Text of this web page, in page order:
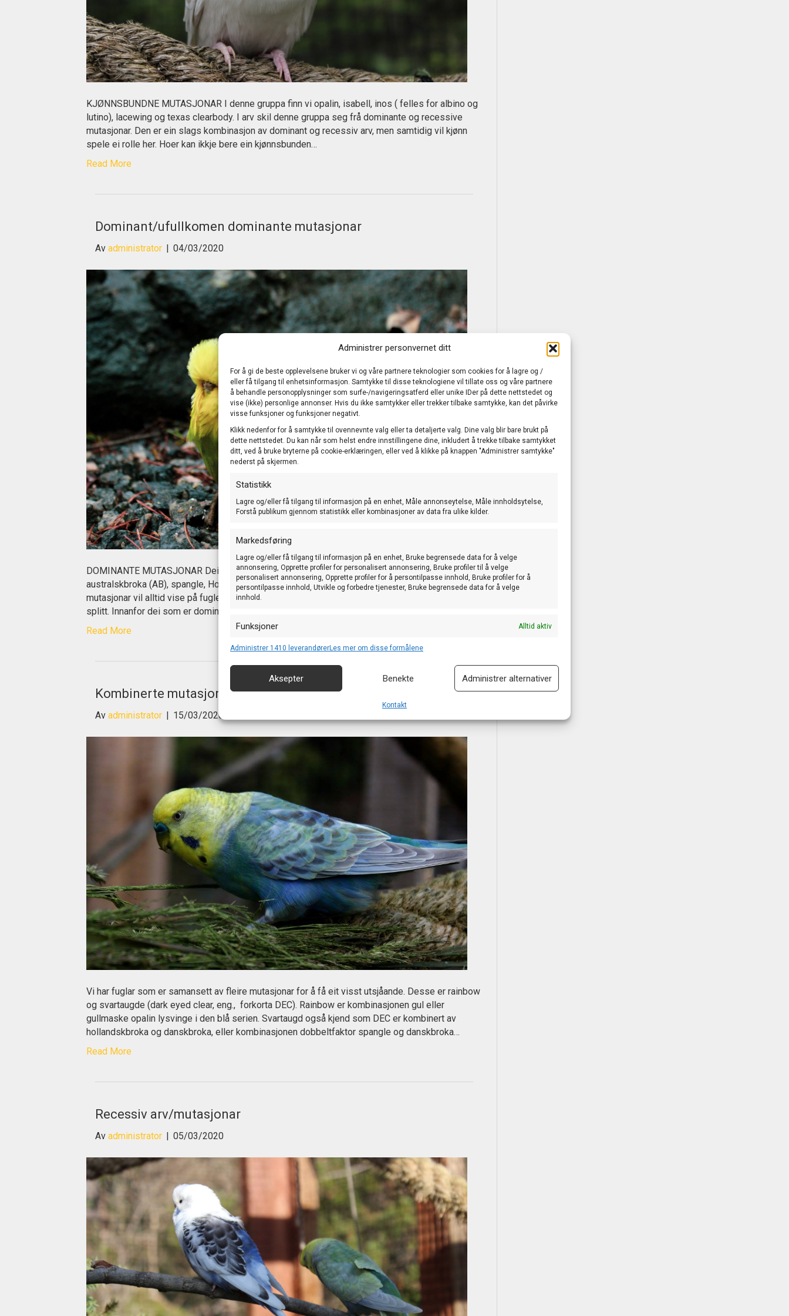
Administrer personvernet ditt
For å gi de beste opplevelsene bruker vi og våre partnere teknologier som cookies for å lagre og /
eller få tilgang til enhetsinformasjon. Samtykke til disse teknologiene vil tillate oss og våre partnere
å behandle personopplysninger som surfe-/navigeringsatferd eller unike IDer på dette nettstedet og
vise (ikke) personlige annonser. Hvis du ikke samtykker eller trekker tilbake samtykke, kan det påvirke
visse funksjoner og funksjoner negativt.
Klikk nedenfor for å samtykke til ovennevnte valg eller ta detaljerte valg. Dine valg blir bare brukt på
dette nettstedet. Du kan når som helst endre innstillingene dine, inkludert å trekke tilbake samtykket
ditt, ved å bruke bryterne på cookie-erklæringen, eller ved å klikke på knappen "Administrer samtykke"
nederst på skjermen.
Statistikk
Lagre og/eller få tilgang til informasjon på en enhet, Måle annonseytelse, Måle innholdsytelse,
Forstå publikum gjennom statistikk eller kombinasjoner av data fra ulike kilder.
Markedsføring
Lagre og/eller få tilgang til informasjon på en enhet, Bruke begrensede data for å velge
annonsering, Opprette profiler for personalisert annonsering, Bruke profiler til å velge
personalisert annonsering, Opprette profiler for å persontilpasse innhold, Bruke profiler for å
persontilpasse innhold, Utvikle og forbedre tjenester, Bruke begrensede data for å velge
innhold.
Funksjoner Alltid aktiv
Matche og kombinere data fra andre datakilder, Koble forskjellige enheter, Identifisere
enheter basert på informasjon som overføres automatisk.
Sørge for sikkerhet, forhindre og oppdage svindel og rette feil, Levere
og vise annonser og innhold, Lagre og kommunisere personvernvalg.
Administrer 1410 leverandørerLes mer om disse formålene
Aksepter Benekte Administrer alternativer
Kontakt
KJØNNSBUNDNE MUTASJONAR I denne gruppa finn vi opalin, isabell, inos ( felles for albino og
lutino), lacewing og texas clearbody. I arv skil denne gruppa seg frå dominante og recessive
mutasjonar. Den er ein slags kombinasjon av dominant og recessiv arv, men samtidig vil kjønn
spele ei rolle her. Hoer kan ikkje bere ein kjønnsbunden…
Read More
Dominant/ufullkomen dominante mutasjonar
Av administrator 04/03/2020
DOMINANTE MUTASJONAR Dei mest vanlege vi har her i landet er normalteikna (NT),
australskbroka (AB), spangle, Hollandskbroka (HB) og dansk dominant (DD). Dominante
mutasjonar vil alltid vise på fuglen. ( unnateke hos inoar ) og dei kan ikkje bere genet skjult,- kalla
splitt. Innanfor dei som er dominante, er det nok at ein av foreldra…
Read More
Kombinerte mutasjonar
Av administrator 15/03/2020
Vi har fuglar som er samansett av fleire mutasjonar for å få eit visst utsjåande. Desse er rainbow
og svartaugde (dark eyed clear, eng., forkorta DEC). Rainbow er kombinasjonen gul eller
gullmaske opalin lysvinge i den blå serien. Svartaugd også kjend som DEC er kombinert av
hollandskbroka og danskbroka, eller kombinasjonen dobbeltfaktor spangle og danskbroka…
Read More
Recessiv arv/mutasjonar
Av administrator 05/03/2020